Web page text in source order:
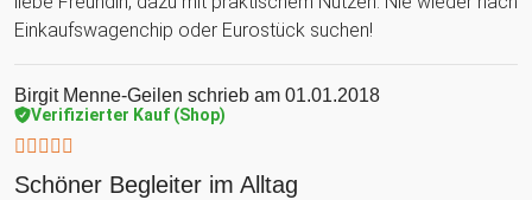
Einkaufswagenchip oder Eurostück suchen!
Birgit Menne-Geilen schrieb am 01.01.2018
Verifizierter Kauf (Shop)
Schöner Begleiter im Alltag